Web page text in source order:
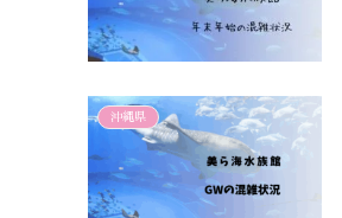
沖縄県